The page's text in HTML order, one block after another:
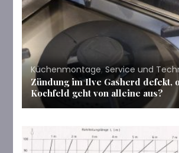
Küchenmontage,Service und
Zündung im Ilve Gasherd defekt,
Kochfeld geht von alleine aus?